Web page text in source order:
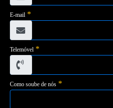
E-mail *
Telemóvel *
Como soube de nós *